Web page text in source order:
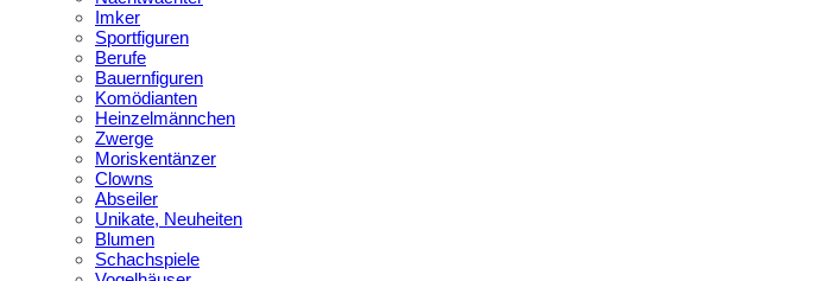
Imker
Sportfiguren
Berufe
Bauernfiguren
Komödianten
Heinzelmännchen
Zwerge
Moriskentänzer
Clowns
Abseiler
Unikate, Neuheiten
Blumen
Schachspiele